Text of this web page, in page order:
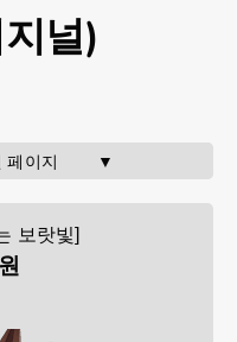
널)
페이지        ▼
보랏빛]